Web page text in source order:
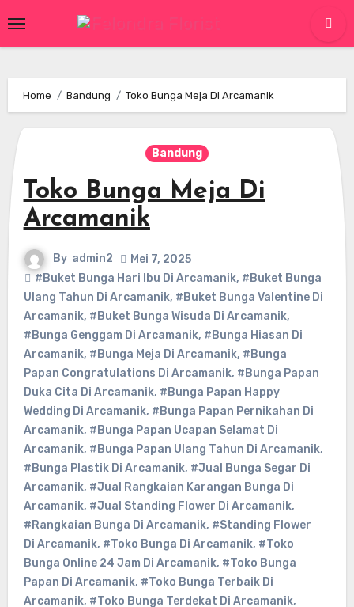
to
Home Bandung Toko Bunga Meja Di Arcamanik
Bandung
Toko Bunga Meja Di
Arcamanik
By admin2
Mei 7, 2025
#Buket Bunga Hari Ibu Di Arcamanik, #Buket Bunga
Ulang Tahun Di Arcamanik, #Buket Bunga Valentine Di
Arcamanik, #Buket Bunga Wisuda Di Arcamanik,
#Bunga Genggam Di Arcamanik, #Bunga Hiasan Di
Arcamanik, #Bunga Meja Di Arcamanik, #Bunga
Papan Congratulations Di Arcamanik, #Bunga Papan
Duka Cita Di Arcamanik, #Bunga Papan Happy
Wedding Di Arcamanik, #Bunga Papan Pernikahan Di
Arcamanik, #Bunga Papan Ucapan Selamat Di
Arcamanik, #Bunga Papan Ulang Tahun Di Arcamanik,
#Bunga Plastik Di Arcamanik, #Jual Bunga Segar Di
Arcamanik, #Jual Rangkaian Karangan Bunga Di
Arcamanik, #Jual Standing Flower Di Arcamanik,
#Rangkaian Bunga Di Arcamanik, #Standing Flower
Di Arcamanik, #Toko Bunga Di Arcamanik, #Toko
Bunga Online 24 Jam Di Arcamanik, #Toko Bunga
Papan Di Arcamanik, #Toko Bunga Terbaik Di
Arcamanik, #Toko Bunga Terdekat Di Arcamanik,